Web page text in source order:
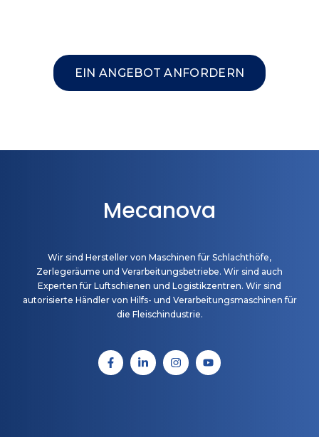
EIN ANGEBOT ANFORDERN
Mecanova
Wir sind Hersteller von Maschinen für Schlachthöfe,
Zerlegeräume und Verarbeitungsbetriebe. Wir sind auch
Experten für Luftschienen und Logistikzentren. Wir sind
autorisierte Händler von Hilfs- und Verarbeitungsmaschinen für
die Fleischindustrie.